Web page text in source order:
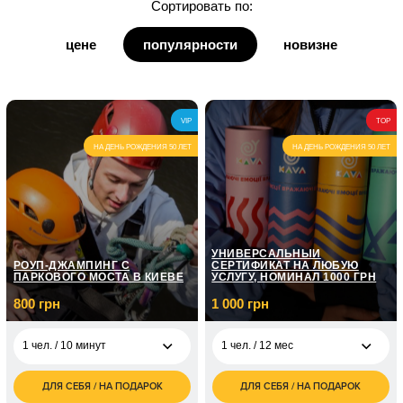
для дедушки
для бабушки
для кума
Сортировать по:
цене популярности новизне
VIP
НА ДЕНЬ РОЖДЕНИЯ 50 ЛЕТ
РОУП-ДЖАМПИНГ С
ПАРКОВОГО МОСТА В КИЕВЕ
800 грн
1 чел. / 10 минут
ДЛЯ СЕБЯ / НА ПОДАРОК
TOP
НА ДЕНЬ РОЖДЕНИЯ 50 ЛЕТ
УНИВЕРСАЛЬНЫЙ
СЕРТИФИКАТ НА ЛЮБУЮ
УСЛУГУ, НОМИНАЛ 1000 ГРН
1 000 грн
1 чел. / 12 мес
1 000
ДЛЯ СЕБЯ / НА ПОДАРОК